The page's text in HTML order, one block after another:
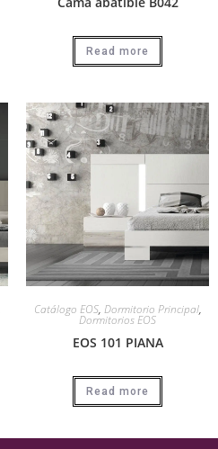
Read more
Catálogo EOS, Dormitorio Principal,
Dormitorios EOS
EOS 101 PIANA
Read more